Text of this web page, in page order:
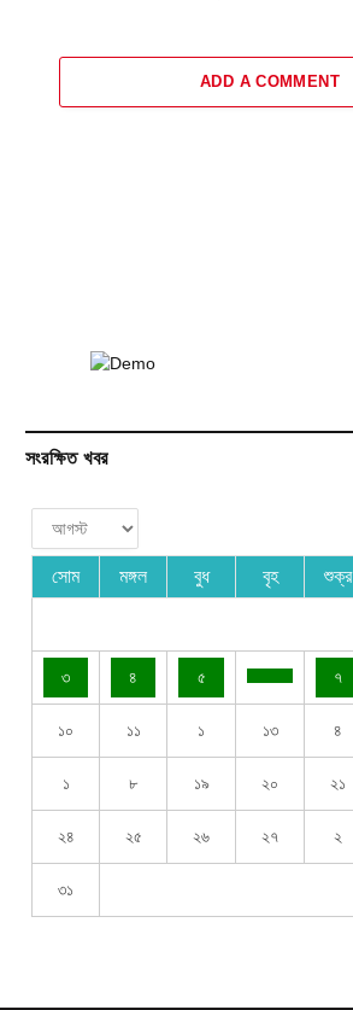
ADD A COMMENT
সংরক্ষিত খবর
সোম মঙ্গল বুধ বৃহ শুক্র
৩ ৪ ৫ ৭
১০ ১১ ১ ১৩ ৪
১ ৮ ১৯ ২০ ২১
২৪ ২৫ ২৬ ২৭ ২
৩১